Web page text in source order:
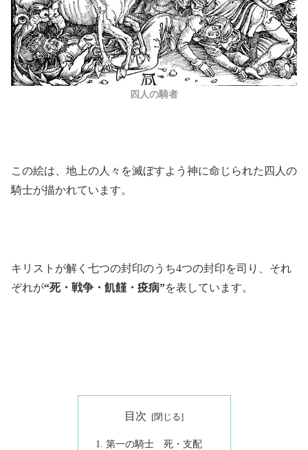
四人の騎者
この絵は、地上の人々を滅ぼすよう神に命じられた四人の
騎士が描かれています。
キリストが解く七つの封印のうち4つの封印を司り、それ
ぞれが“死・戦争・飢饉・疫病”を表しています。
目次
第一の騎士 死・支配